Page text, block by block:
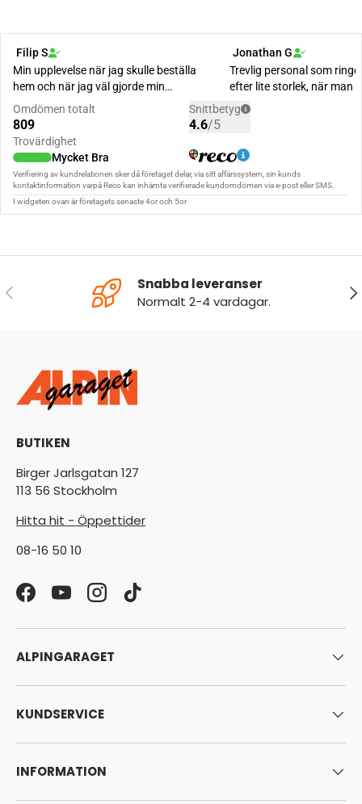
FÖREGÅENDE
Snabba leveranser
Normalt 2-4 vardagar.
BUTIKEN
Birger Jarlsgatan 127
113 56 Stockholm
Hitta hit - Öppettider
08-16 50 10
FacebookYouTubeInstagram
TikTok
ALPINGARAGET
KUNDSERVICE
INFORMATION